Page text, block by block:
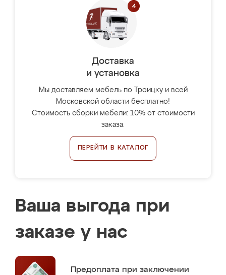
Доставка
и установка
Мы доставляем мебель по Троицку и всей
Московской области бесплатно!
Стоимость сборки мебели: 10% от стоимости
заказа.
ПЕРЕЙТИ В КАТАЛОГ
Ваша выгода при
заказе у нас
Предоплата при заключении